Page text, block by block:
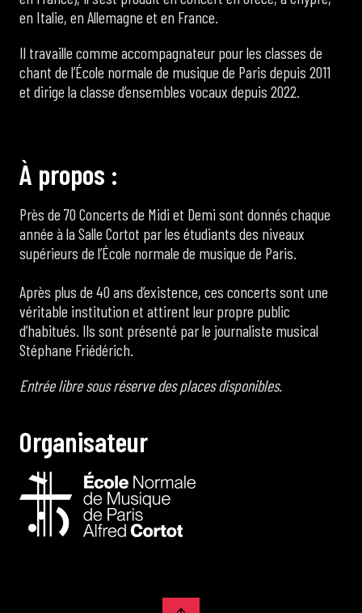
en Italie, en Allemagne et en France.
Il travaille comme accompagnateur pour les classes de
chant de l’École normale de musique de Paris depuis 2011
et dirige la classe d’ensembles vocaux depuis 2022.
À propos :
Près de 70 Concerts de Midi et Demi sont donnés chaque
année à la Salle Cortot par les étudiants des niveaux
supérieurs de l’École normale de musique de Paris.
Après plus de 40 ans d’existence, ces concerts sont une
véritable institution et attirent leur propre public
d’habitués. Ils sont présenté par le journaliste musical
Stéphane Friédérich.
Entrée libre sous réserve des places disponibles.
Organisateur